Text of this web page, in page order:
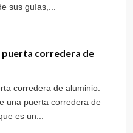
sus guías,...
puerta corredera de
corredera de aluminio.
una puerta corredera de
es un...